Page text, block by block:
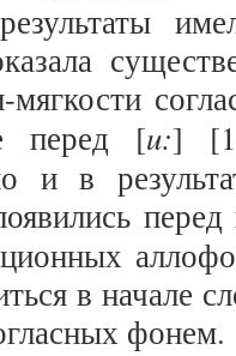
мягкости
перед [u:]
и в
в начале
фонем.